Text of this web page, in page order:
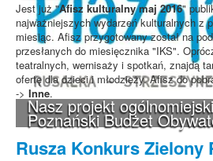
Nasz projekt
Poznański Budżet
Jest już "Afisz kulturalny maj 2016"
najważniejszych wydarzeń kulturalnych z
miesiąc. Afisz przygotowany został na
przesłanych do miesięcznika "IKS".
teatralnych, wernisaży i spotkań, znajdą
ofertę dla dzieci i młodzieży. Afisz do
-> Inne.
Rusza Konkurs Zielony